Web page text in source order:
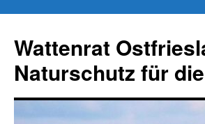
springen
Wattenrat
Naturschutz für